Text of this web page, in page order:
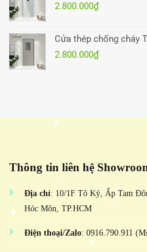
2.800.000₫
Cửa thép chống cháy
2.800.000₫
Thông tin liên hệ
Địa chỉ: 10/1F Tô Ký, Ấp Tam
Hóc Môn, TP.HCM
Điện thoại/Zalo: 0916.790.911